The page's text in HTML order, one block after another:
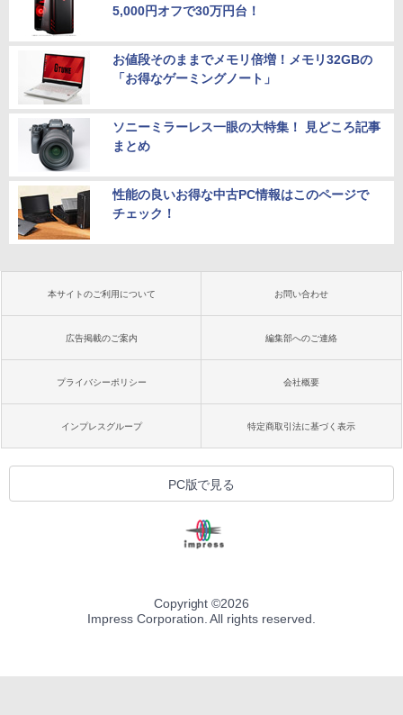
5,000円オフで30万円台！
お値段そのままでメモリ倍増！メモリ32GBの
「お得なゲーミングノート」
ソニーミラーレス一眼の大特集！ 見どころ記事
まとめ
性能の良いお得な中古PC情報はこのページで
チェック！
本サイトのご利用について お問い合わせ
広告掲載のご案内 編集部へのご連絡
プライバシーポリシー 会社概要
インプレスグループ 特定商取引法に基づく表示
PC版で見る
Copyright ©2026
Impress Corporation. All rights reserved.